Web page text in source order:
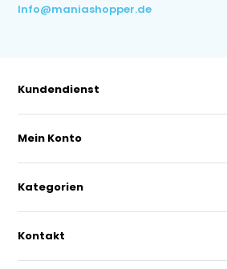
Info@maniashopper.de
Kundendienst
Mein Konto
Kategorien
Kontakt